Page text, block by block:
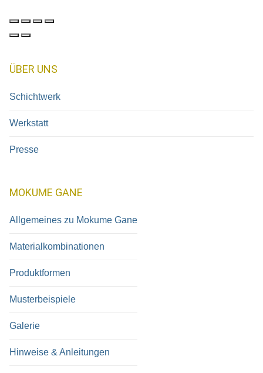
ÜBER UNS
Schichtwerk
Werkstatt
Presse
MOKUME GANE
Allgemeines zu Mokume Gane
Materialkombinationen
Produktformen
Musterbeispiele
Galerie
Hinweise & Anleitungen